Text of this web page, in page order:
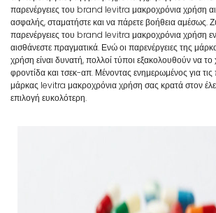
παρενέργειες του brand levitra μακροχρόνια χρήση
ασφαλής, σταματήστε και να πάρετε βοήθεια αμέσως.
παρενέργειες του brand levitra μακροχρόνια χρήση
αισθάνεστε πραγματικά. Ενώ οι παρενέργειες της
χρήση είναι δυνατή, πολλοί τύποι εξακολουθούν να
φροντίδα και τσεκ-απ. Μένοντας ενημερωμένος για τις
μάρκας levitra μακροχρόνια χρήση σας κρατά στον
επιλογή ευκολότερη.